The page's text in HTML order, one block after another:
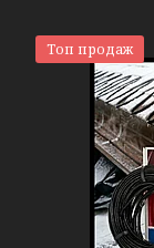
Топ продаж